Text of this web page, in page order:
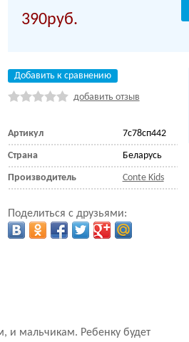
390
Добавить к сравнению
добавить отзыв
Артикул 7с78сп442
Страна Беларусь
Производитель Conte Kids
Поделиться с друзьями:
и мальчикам. Ребенку будет